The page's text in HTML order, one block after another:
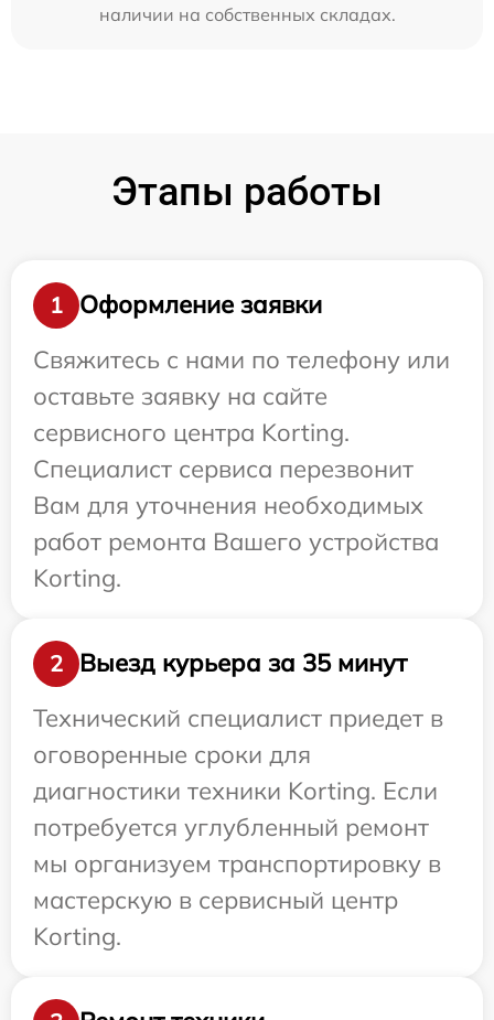
наличии на собственных складах.
Этапы работы
1
Оформление заявки
Свяжитесь с нами по телефону или
оставьте заявку на сайте
сервисного центра Korting.
Специалист сервиса перезвонит
Вам для уточнения необходимых
работ ремонта Вашего устройства
Korting.
2
Выезд курьера за 35 минут
Технический специалист приедет в
оговоренные сроки для
диагностики техники Korting. Если
потребуется углубленный ремонт
мы организуем транспортировку в
мастерскую в сервисный центр
Korting.